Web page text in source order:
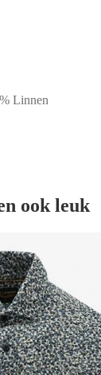
Linnen
ook leuk